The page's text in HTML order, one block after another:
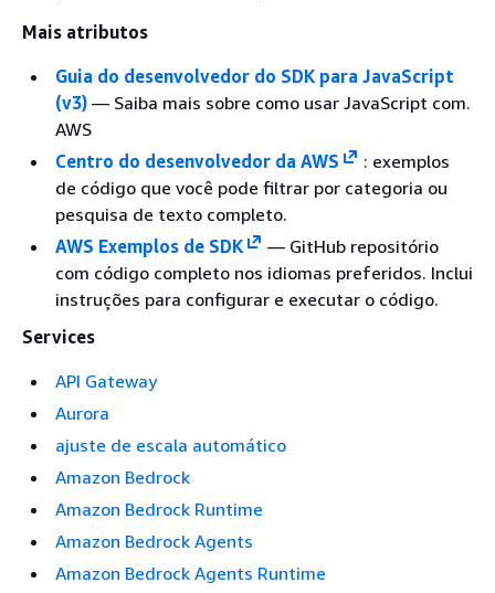
Mais atributos
Guia do desenvolvedor do SDK para JavaScript
(v3) — Saiba mais sobre como usar JavaScript com.
AWS
Centro do desenvolvedor da AWS
: exemplos
de código que você pode filtrar por categoria ou
pesquisa de texto completo.
AWS Exemplos de SDK
— GitHub repositório
com código completo nos idiomas preferidos. Inclui
instruções para configurar e executar o código.
Services
API Gateway
Aurora
ajuste de escala automático
Amazon Bedrock
Amazon Bedrock Runtime
Amazon Bedrock Agents
Amazon Bedrock Agents Runtime